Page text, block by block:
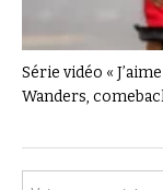
Série vidéo «
Wanders,